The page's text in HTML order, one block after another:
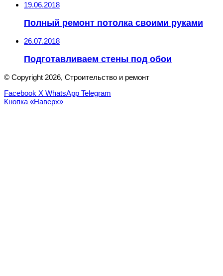
19.06.2018
Полный ремонт потолка своими руками
26.07.2018
Подготавливаем стены под обои
© Copyright 2026, Строительство и ремонт
Facebook X WhatsApp Telegram
Кнопка «Наверх»